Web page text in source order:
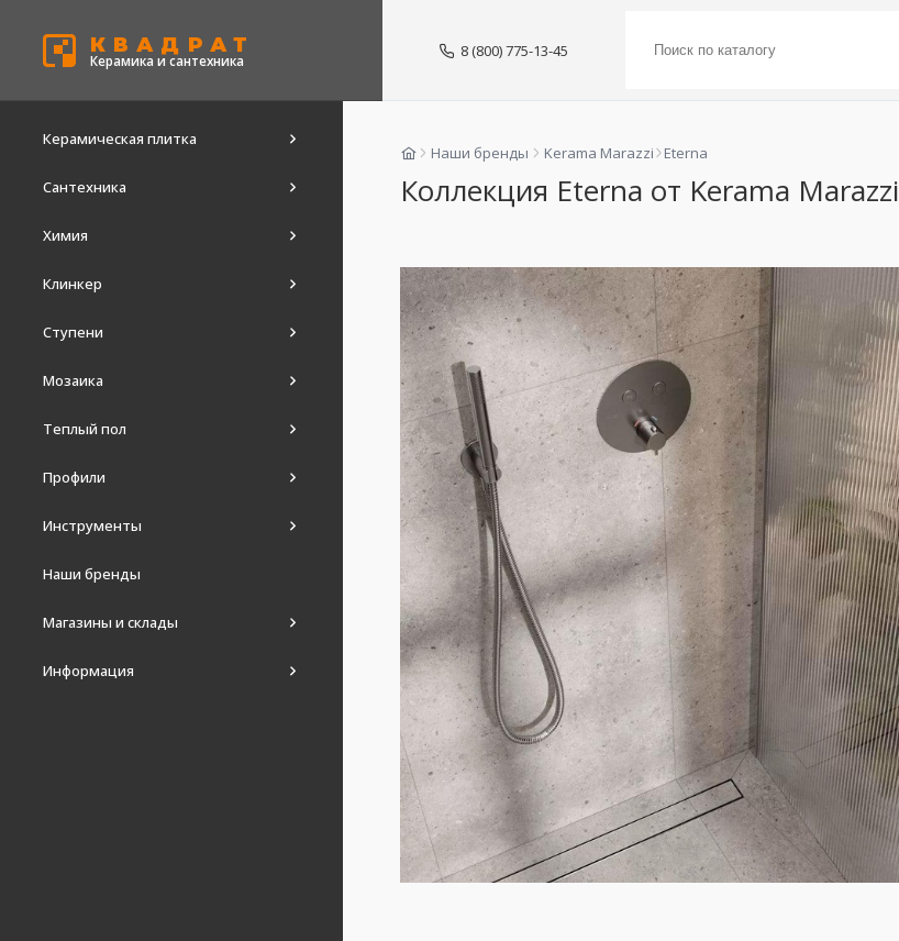
КВАДРАТ
Керамика и сантехника
8 (800) 775-13-45
Керамическая плитка
Сантехника
Химия
Клинкер
Ступени
Мозаика
Теплый пол
Профили
Инструменты
Наши бренды
Магазины и склады
Информация
Наши бренды Kerama Marazzi Eterna
Коллекция Eterna от Kerama Marazzi